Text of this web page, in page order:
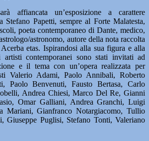
affiancata un’esposizione a carattere
Stefano Papetti, sempre al Forte Malatesta,
poeta contemporaneo di Dante, medico,
astronomo, autore della nota raccolta
etas. Ispirandosi alla sua figura e alla
artisti contemporanei sono stati invitati ad
e il tema con un’opera realizzata per
Valerio Adami, Paolo Annibali, Roberto
Paolo Benvenuti, Fausto Bertasa, Carlo
Andrea Chiesi, Marco Del Re, Gianni
Omar Galliani, Andrea Granchi, Luigi
Mariani, Gianfranco Notargiacomo, Tullio
Giuseppe Puglisi, Stefano Tonti, Valeriano